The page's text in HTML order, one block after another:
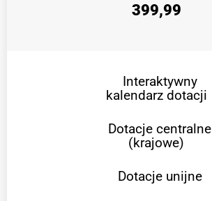
399,99
Interaktywny
kalendarz dotacji
Dotacje centralne
(krajowe)
Dotacje unijne